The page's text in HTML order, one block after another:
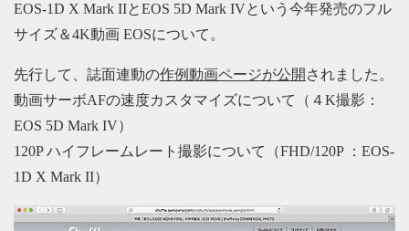
EOS-1D X Mark IIとEOS 5D Mark IVという今年発売のフル
サイズ＆4K動画 EOSについて。
先行して、誌面連動の作例動画ページが公開 されました。
動画サーボAFの速度カスタマイズについて（４K撮影：
EOS 5D Mark IV）
120P ハイフレームレート撮影について（FHD/120P ：EOS-
1D X Mark II）